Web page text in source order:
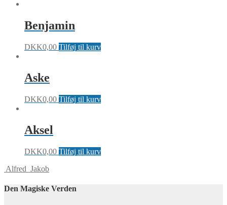
Benjamin
DKK0,00 Tilføj til kurv
Aske
DKK0,00 Tilføj til kurv
Aksel
DKK0,00 Tilføj til kurv
Alfred Jakob
Den Magiske Verden